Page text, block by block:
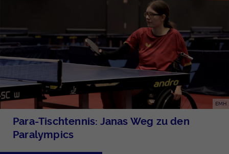
EMH
Para-Tischtennis: Janas Weg zu den
Paralympics